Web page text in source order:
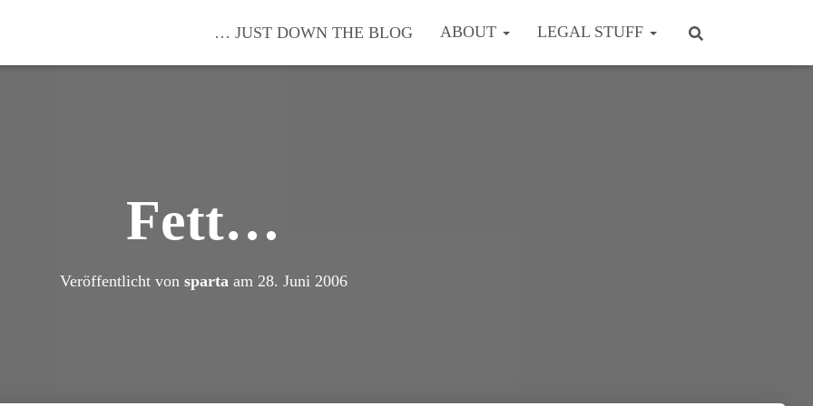
… JUST DOWN THE BLOG ABOUT LEGAL STUFF
Fett…
Veröffentlicht von spartaam 28. Juni 2006